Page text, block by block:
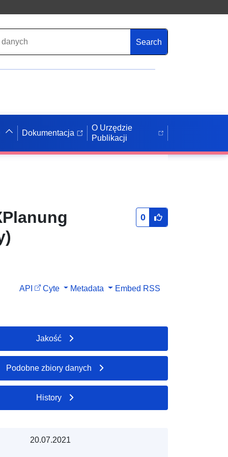
Search
Dokumentacja
O Urzędzie
Publikacji
0
API Cyte Metadata Embed RSS
Jakość
Podobne zbiory danych
History
20.07.2021